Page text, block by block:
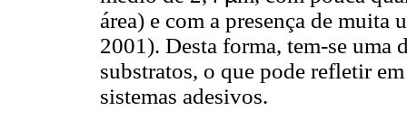
área) e com a presença de
2001). Desta forma, tem-se
substratos, o que pode refletir
sistemas adesivos.